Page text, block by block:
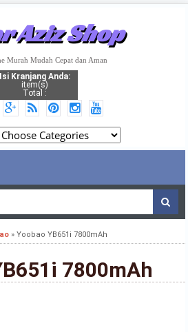
Aziz Shop
Murah Mudah Cepat dan Aman
Isi Kranjang Anda:
item(s)
Total :
» Yoobao YB651i 7800mAh
7800mAh